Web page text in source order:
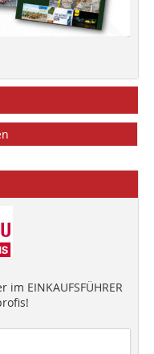
EINKAUFSFÜHRER